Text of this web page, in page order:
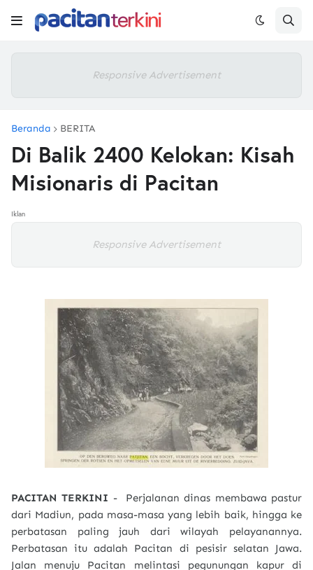
Responsive Advertisement
Beranda BERITA
Di Balik 2400 Kelokan: Kisah
Misionaris di Pacitan
Iklan
Responsive Advertisement
PACITAN TERKINI - Perjalanan dinas membawa pastur
dari Madiun, pada masa-masa yang lebih baik, hingga ke
perbatasan paling jauh dari wilayah pelayanannya.
Perbatasan itu adalah Pacitan di pesisir selatan Jawa.
Jalan menuju Pacitan melintasi pegunungan kapur di